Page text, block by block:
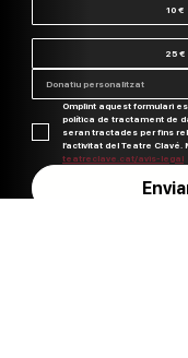
10 €
25 €
Omplint aquest formulari
política de tractament de
seran tractades per fins
teatreclave.cat/avis-legal